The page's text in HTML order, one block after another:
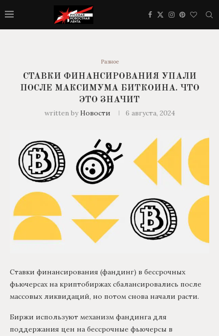
Разное
СТАВКИ ФИНАНСИРОВАНИЯ УПАЛИ
ПОСЛЕ МАКСИМУМА БИТКОИНА. ЧТО
ЭТО ЗНАЧИТ
written byНовости 6 августа, 2024
Ставки финансирования (фандинг) в бессрочных
фьючерсах на криптобиржах сбалансировались после
массовых ликвидаций, но потом снова начали расти.
Биржи используют механизм фандинга для
поддержания цен на бессрочные фьючерсы в